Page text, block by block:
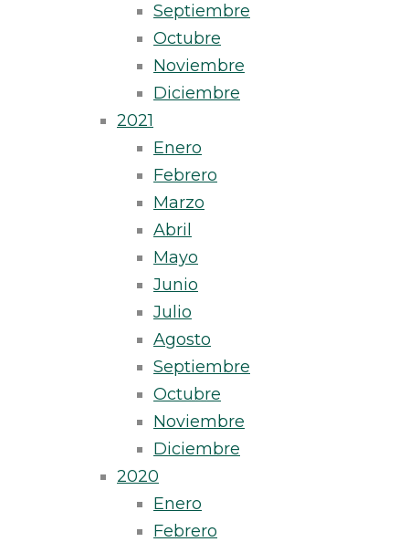
Septiembre
Octubre
Noviembre
Diciembre
2021
Enero
Febrero
Marzo
Abril
Mayo
Junio
Julio
Agosto
Septiembre
Octubre
Noviembre
Diciembre
2020
Enero
Febrero